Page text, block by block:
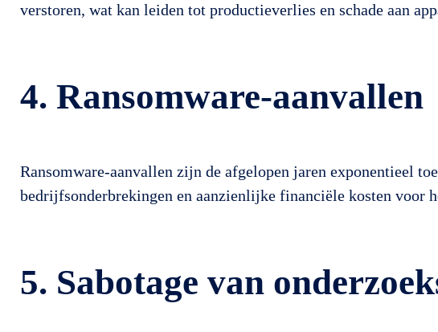
verstoren, wat kan leiden tot productieverlies en schade aan
4. Ransomware-aanvallen
Ransomware-aanvallen zijn de afgelopen jaren exponentieel
bedrijfsonderbrekingen en aanzienlijke financiële kosten voor
5. Sabotage van